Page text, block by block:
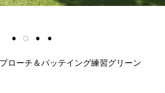
ローチ＆パッテイング練習グリーン